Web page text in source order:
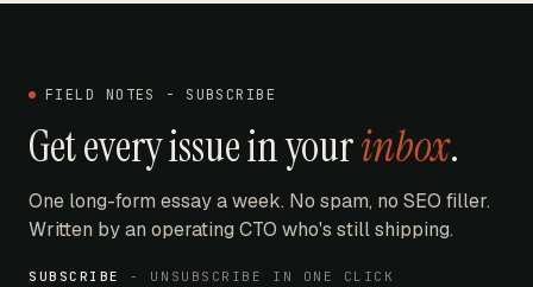
FIELD NOTES - SUBSCRIBE
Get every issue in yourinbox.
One long-form essay a week. No spam, no SEO filler.
Written by an operating CTO who's still shipping.
SUBSCRIBE - UNSUBSCRIBE IN ONE CLICK